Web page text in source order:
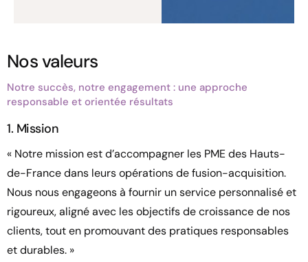
Nos valeurs
Notre succès, notre engagement : une approche
responsable et orientée résultats
1. Mission
« Notre mission est d’accompagner les PME des Hauts-
de-France dans leurs opérations de fusion-acquisition.
Nous nous engageons à fournir un service personnalisé et
rigoureux, aligné avec les objectifs de croissance de nos
clients, tout en promouvant des pratiques responsables
et durables. »